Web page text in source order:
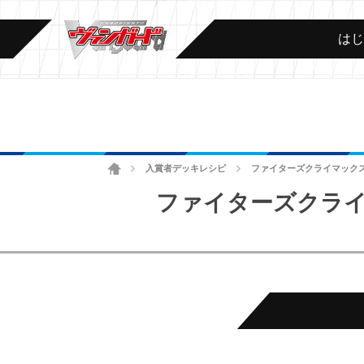
は
ホーム 入賞者デッキレシピ ファイターズクライマック
ファイターズクラ